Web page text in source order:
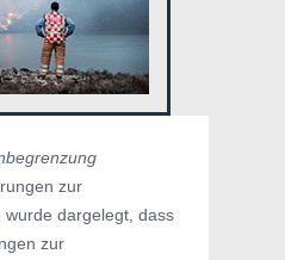
zur
dargelegt, dass
zur